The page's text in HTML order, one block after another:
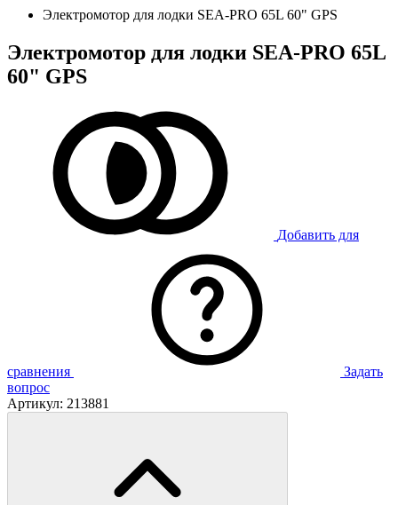
Электромотор для лодки SEA-PRO 65L 60" GPS
Электромотор для лодки SEA-PRO 65L
60" GPS
Добавить для
сравнения
Задать
вопрос
Артикул: 213881